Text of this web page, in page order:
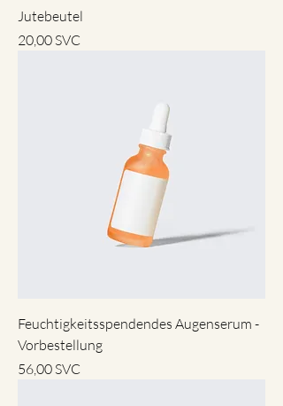
Jutebeutel
Preis
20,00 SVC
Feuchtigkeitsspendendes Augenserum -
Vorbestellung
Preis
56,00 SVC